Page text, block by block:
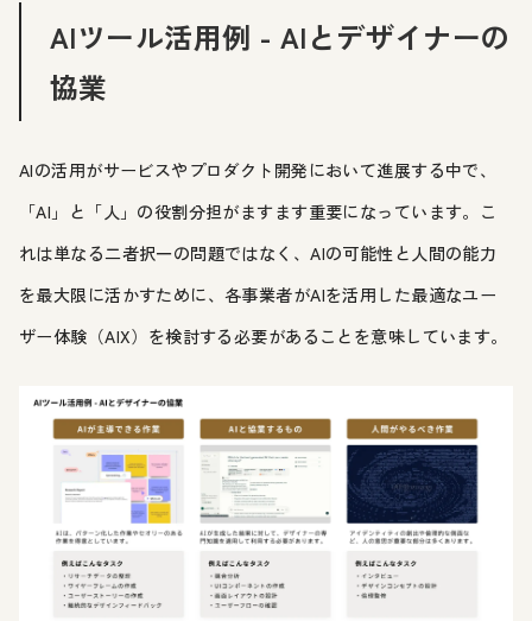
AIツール活用例 - AIとデザイナーの
協業
AIの活用がサービスやプロダクト開発において進展する中で、
「AI」と「人」の役割分担がますます重要になっています。こ
れは単なる二者択一の問題ではなく、AIの可能性と人間の能力
を最大限に活かすために、各事業者がAIを活用した最適なユー
ザー体験（AIX）を検討する必要があることを意味しています。